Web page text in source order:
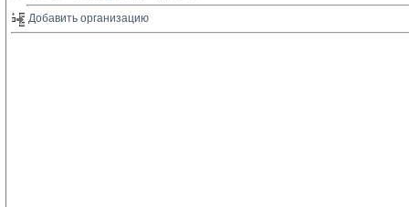
Добавить организацию